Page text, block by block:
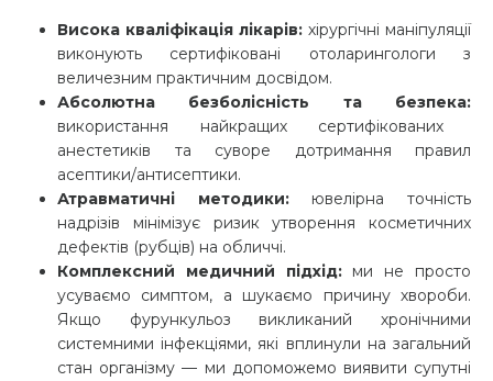
Висока кваліфікація лікарів: хірургічні маніпуляції
виконують сертифіковані отоларингологи з
величезним практичним досвідом.
Абсолютна безболісність та безпека:
використання найкращих сертифікованих
анестетиків та суворе дотримання правил
асептики/антисептики.
Атравматичні методики:ювелірна точність
надрізів мінімізує ризик утворення косметичних
дефектів (рубців) на обличчі.
Комплексний медичний підхід:ми не просто
усуваємо симптом, а шукаємо причину хвороби.
Якщо фурункульоз викликаний хронічними
системними інфекціями, які вплинули на загальний
стан організму — ми допоможемо виявити супутні